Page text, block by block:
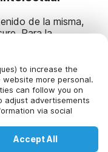
to increase the
more personal.
can follow you on
adjust advertisements
via social
information can be
Accept All
de la misma,
Para la
el permiso
de @Leisure
por escrito de